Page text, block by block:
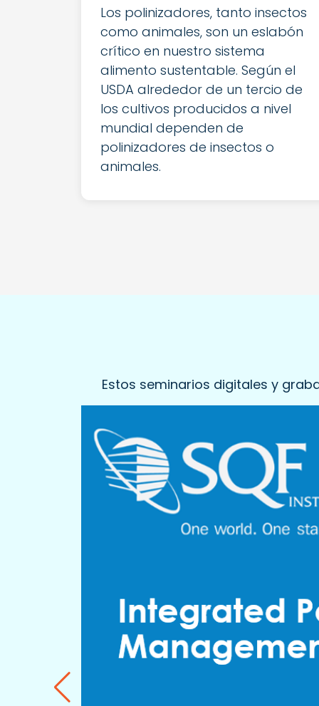
Los polinizadores, tanto insectos
como animales, son un eslabón
crítico en nuestro sistema
alimento sustentable. Según el
USDA alrededor de un tercio de
los cultivos producidos a nivel
mundial dependen de
polinizadores de insectos o
animales.
Estos seminarios digitales y